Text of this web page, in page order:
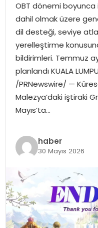
GÜNDEM
MAGAZIN
OBT dönemi boyunca
dahil olmak üzere
dil desteği, seviye
yerelleştirme
bildirimleri. Temmuz
planlandı KUALA
/PRNewswire/ —
Malezya’daki iştiraki
Mayıs’ta…
haber
30 Mayıs 2026